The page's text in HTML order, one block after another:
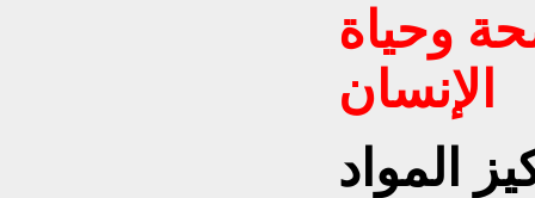
وحياة
الإنسان
المواد